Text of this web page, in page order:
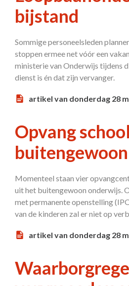
bijstand
Sommige personeelsleden
stoppen ermee net vóór een
ministerie van Onderwijs tijdens
dienst is én dat zijn vervanger.
artikel van donderdag 28
Opvang
Momenteel staan vier
uit het buitengewoon onderwijs.
met permanente openstelling
van de kinderen zal er niet op
artikel van donderdag 28